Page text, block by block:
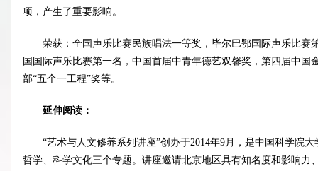
项，产生了重要影响。
荣获：全国声乐比赛民族唱法一等奖，毕尔巴鄂国际声乐比
国国际声乐比赛第一名，中国首届中青年德艺双馨奖，第四届中
部“五个一工程”奖等。
延伸阅读：
“艺术与人文修养系列讲座”创办于2014年9月，是中国科学院
哲学、科学文化三个专题。讲座邀请北京地区具有知名度和影响